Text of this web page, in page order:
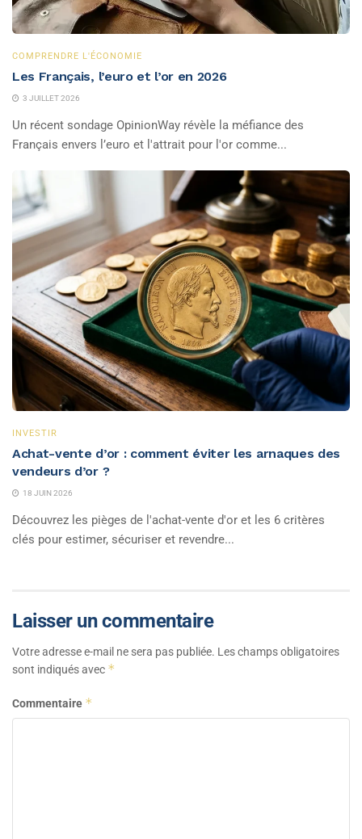
COMPRENDRE L'ÉCONOMIE
Les Français, l’euro et l’or en 2026
3 JUILLET 2026
Un récent sondage OpinionWay révèle la méfiance des
Français envers l’euro et l'attrait pour l'or comme...
INVESTIR
Achat-vente d’or : comment éviter les arnaques des
vendeurs d’or ?
18 JUIN 2026
Découvrez les pièges de l'achat-vente d'or et les 6 critères
clés pour estimer, sécuriser et revendre...
Laisser un commentaire
Votre adresse e-mail ne sera pas publiée. Les champs obligatoires
sont indiqués avec *
Commentaire *